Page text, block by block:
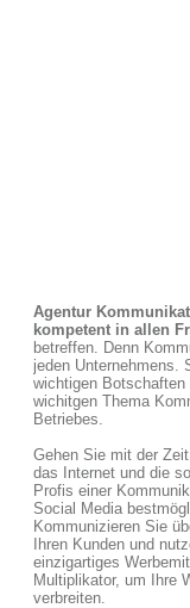
Agentur
kompetent in allen
betreffen. Denn
jeden Unternehmens.
wichtigen
wichitgen Thema
Betriebes.
Gehen Sie mit der
das Internet und die
Profis einer
Social Media
Kommunizieren Sie
Ihren Kunden und
einzigartiges
Multiplikator, um Ihre
verbreiten.